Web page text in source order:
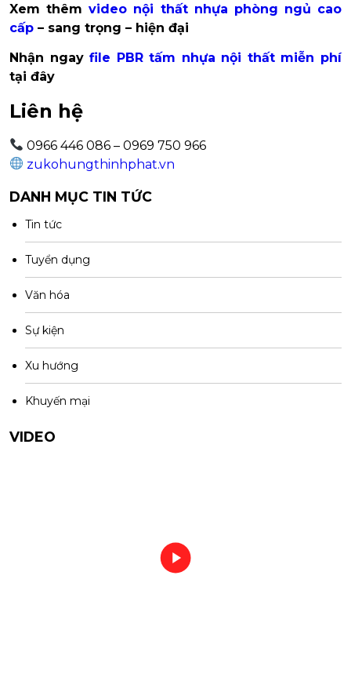
Xem thêmvideo nội thất nhựa phòng ngủ cao
cấp – sang trọng – hiện đại
Nhận ngayfile PBR tấm nhựa nội thất miễn phí
tại đây
Liên hệ
0966 446 086 – 0969 750 966
zukohungthinhphat.vn
DANH MỤC TIN TỨC
Tin tức
Tuyển dụng
Văn hóa
Sự kiện
Xu hướng
Khuyến mại
VIDEO